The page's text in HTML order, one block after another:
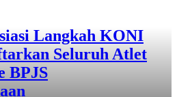
Langkah KONI
Seluruh Atlet
BPJS